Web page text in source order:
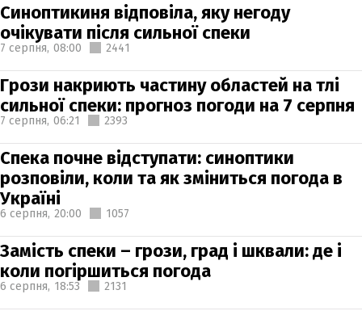
Синоптикиня відповіла, яку негоду
очікувати після сильної спеки
7 серпня, 08:00 2441
Грози накриють частину областей на тлі
сильної спеки: прогноз погоди на 7 серпня
7 серпня, 06:21 2393
Спека почне відступати: синоптики
розповіли, коли та як зміниться погода в
Україні
6 серпня, 20:00 1057
Замість спеки – грози, град і шквали: де і
коли погіршиться погода
6 серпня, 18:53 2131